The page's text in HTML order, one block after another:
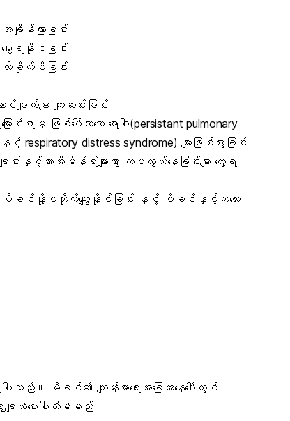
ျိန်ကြာခြင်း
မွေးရနိုင်ခြင်း
ထိခိုက်မိခြင်း
က်များ ကျဆင်းခြင်း
းရာမှ ဖြစ်ပေါ်လာသော ရောဂါ(persistant pulmonary
respiratory distress syndrome) များဖြစ်ပွားခြင်း
းနှင့်သားအိမ်နံရံများစွာ ကပ်တွယ်နေခြင်းများ တွေ့ရ
ား မိခင်နို့မတိုက်ကျွေးနိုင်ခြင်း နှင့် မိခင်နှင့်ကလေး
ပါသည်။ မိခင်၏ ကျန်းမာရေးအခြေအနေပေါ်တွင်
းချယ်ပေးပါလိမ့်မည်။